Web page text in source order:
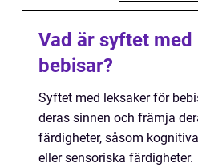
Vad är syftet
bebisar?
Syftet med leksaker för
deras sinnen och främja
färdigheter, såsom
eller sensoriska färdigheter.